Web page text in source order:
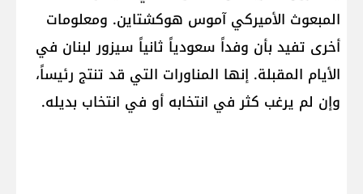
المبعوث الأميركي آموس هوكشتاين. ومعلومات
أخرى تفيد بأن وفداً سعودياً ثانياً سيزور لبنان في
الأيام المقبلة. إنها المناورات التي قد تنتج رئيساً،
وإن لم يرغب كثر في انتخابه أو في انتخاب بديله.